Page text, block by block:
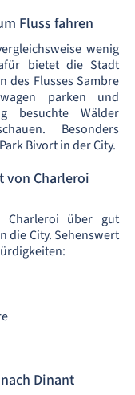
Fluss fahren
wenig
bietet die Stadt
des Flusses Sambre
parken und
besuchte Wälder
Besonders
Bivort in der City.
von Charleroi
über gut
die City. Sehenswert
Dinant